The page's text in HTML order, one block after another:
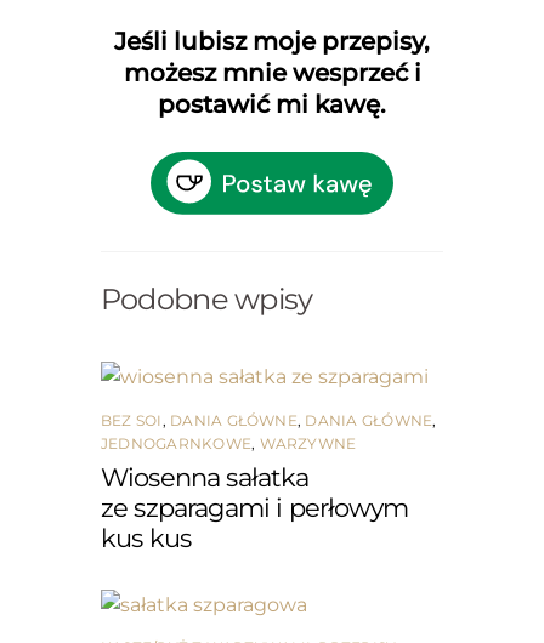
Jeśli lubisz moje przepisy,
możesz mnie wesprzeć i
postawić mi kawę.
Podobne wpisy
BEZ SOI, DANIA GŁÓWNE, DANIA GŁÓWNE,
JEDNOGARNKOWE, WARZYWNE
Wiosenna sałatka
ze szparagami i perłowym
kus kus